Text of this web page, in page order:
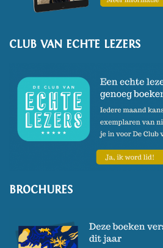
CLUB VAN ECHTE LEZERS
BROCHURES